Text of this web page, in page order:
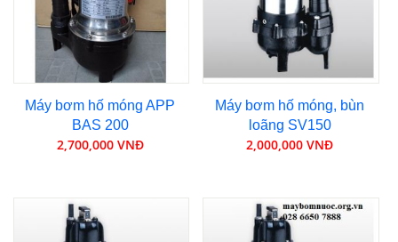
Máy bơm hố móng APP
BAS 200
2,700,000 VNĐ
Máy bơm hố móng, bùn
loãng SV150
2,000,000 VNĐ